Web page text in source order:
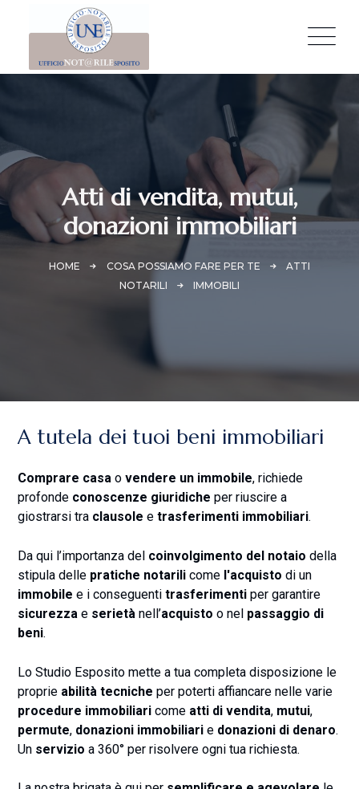
Atti di vendita, mutui,
donazioni immobiliari
HOME COSA POSSIAMO FARE PER TE
ATTI
NOTARILI
IMMOBILI
A tutela dei tuoi beni immobiliari
Comprare casao vendere un immobile, richiede
profonde conoscenze giuridiche per riuscire a
giostrarsi tra clausole e trasferimenti immobiliari.
Da qui l’importanza del coinvolgimento del notaio della
stipula delle pratiche notarilicome l'acquisto di un
immobile e i conseguenti trasferimenti per garantire
sicurezza e serietà nell’acquisto o nel passaggio di
beni.
Lo Studio Esposito mette a tua completa disposizione le
proprie abilità tecniche per poterti affiancare nelle varie
procedure immobiliaricome atti di vendita, mutui,
permute, donazioni immobiliarie donazioni di denaro.
Un servizio a 360° per risolvere ogni tua richiesta.